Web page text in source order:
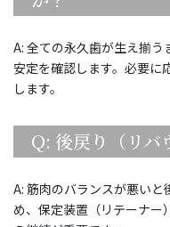
A: 全ての永久歯が生え揃う
安定を確認します。必要に
します。
Q: 後戻り（リバ
A: 筋肉のバランスが悪い
め、保定装置（リテーナー